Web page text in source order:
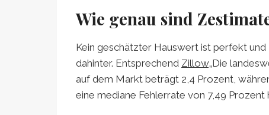
Wie genau sind
Kein geschätzter Hauswert ist perfekt
dahinter. Entsprechend Zillow„Die
auf dem Markt beträgt 2,4 Prozent,
eine mediane Fehlerrate von 7,49 Prozent